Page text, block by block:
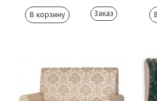
Заказ